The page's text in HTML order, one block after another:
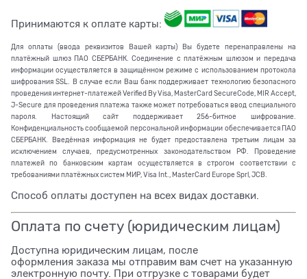
Принимаются к оплате карты:
Для оплаты (ввода реквизитов Вашей карты) Вы будете перенаправлены на
платёжный шлюз ПАО СБЕРБАНК. Соединение с платёжным шлюзом и передача
информации осуществляется в защищённом режиме с использованием протокола
шифрования SSL. В случае если Ваш банк поддерживает технологию безопасного
проведения интернет-платежей Verified By Visa, MasterCard SecureCode, MIR Accept,
J-Secure для проведения платежа также может потребоваться ввод специального
пароля. Настоящий сайт поддерживает 256-битное шифрование.
Конфиденциальность сообщаемой персональной информации обеспечивается ПАО
СБЕРБАНК. Введённая информация не будет предоставлена третьим лицам за
исключением случаев, предусмотренных законодательством РФ. Проведение
платежей по банковским картам осуществляется в строгом соответствии с
требованиями платёжных систем МИР, Visa Int., MasterCard Europe Sprl, JCB.
Способ оплаты доступен на всех видах доставки.
Оплата по счету (юридическим лицам)
Доступна юридическим лицам, после
оформления заказа мы отправим вам счет на указанную
электронную почту. При отгрузке с товарами будет